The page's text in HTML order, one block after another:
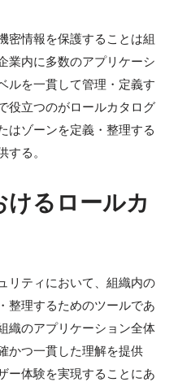
密情報を保護することは組
業内に多数のアプリケーシ
ルを一貫して管理・定義す
役立つのがロールカタログ
はゾーンを定義・整理する
する。
けるロールカ
リティにおいて、組織内の
整理するためのツールであ
織のアプリケーション全体
かつ一貫した理解を提供
ー体験を実現することにあ